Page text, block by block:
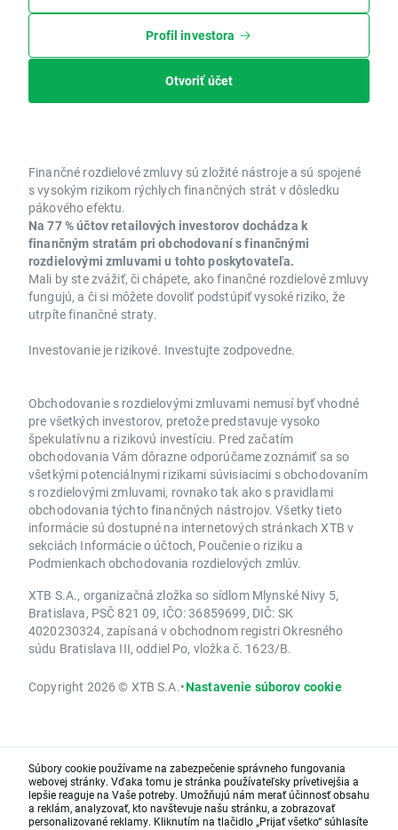
Profil investora
Otvoriť účet
Finančné rozdielové zmluvy sú zložité nástroje a sú spojené
s vysokým rizikom rýchlych finančných strát v dôsledku
pákového efektu.
Na 77 % účtov retailových investorov dochádza k
finančným stratám pri obchodovaní s finančnými
rozdielovými zmluvami u tohto poskytovateľa.
Mali by ste zvážiť, či chápete, ako finančné rozdielové zmluvy
fungujú, a či si môžete dovoliť podstúpiť vysoké riziko, že
utrpíte finančné straty.
Investovanie je rizikové. Investujte zodpovedne.
Obchodovanie s rozdielovými zmluvami nemusí byť vhodné
pre všetkých investorov, pretože predstavuje vysoko
špekulatívnu a rizikovú investíciu. Pred začatím
obchodovania Vám dôrazne odporúčame zoznámiť sa so
všetkými potenciálnymi rizikami súvisiacimi s obchodovaním
s rozdielovými zmluvami, rovnako tak ako s pravidlami
obchodovania týchto finančných nástrojov. Všetky tieto
informácie sú dostupné na internetových stránkach XTB v
sekciách Informácie o účtoch, Poučenie o riziku a
Podmienkach obchodovania rozdielových zmlúv.
XTB S.A., organizačná zložka so sídlom Mlynské Nivy 5,
Bratislava, PSČ 821 09, IČO: 36859699, DIČ: SK
4020230324, zapísaná v obchodnom registri Okresného
súdu Bratislava III, oddiel Po, vložka č. 1623/B.
Copyright 2026 © XTB S.A.•Nastavenie súborov cookie
Súbory cookie používame na zabezpečenie správneho fungovania
webovej stránky. Vďaka tomu je stránka používateľsky prívetivejšia a
lepšie reaguje na Vaše potreby. Umožňujú nám merať účinnosť obsahu
a reklám, analyzovať, kto navštevuje našu stránku, a zobrazovať
personalizované reklamy. Kliknutím na tlačidlo „Prijať všetko“ súhlasíte